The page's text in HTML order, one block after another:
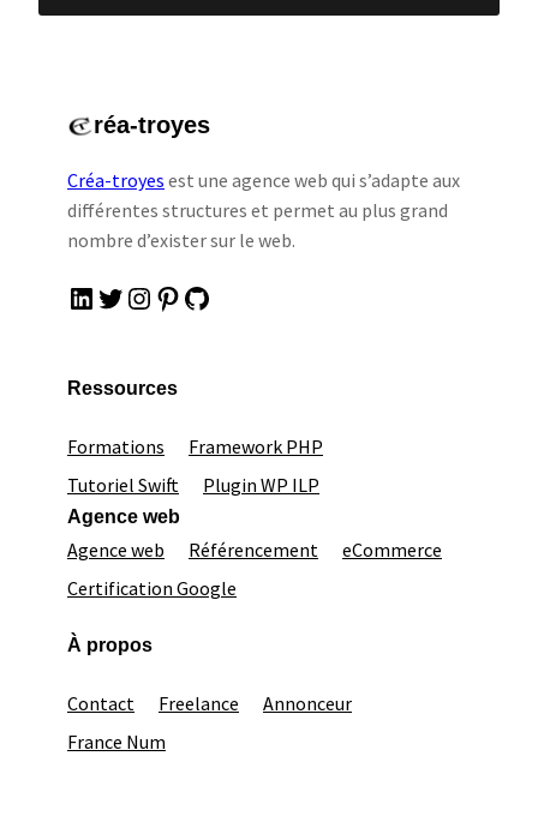
réa-troyes
Créa-troyes est une agence web qui s’adapte aux
différentes structures et permet au plus grand
nombre d’exister sur le web.
LinkedIn Twitter Instagram Pinterest GitHub
Ressources
Formations
Framework PHP
Tutoriel Swift
Plugin WP ILP
Agence web
Agence web Référencement
eCommerce
Certification Google
À propos
Contact Freelance
Annonceur
France Num